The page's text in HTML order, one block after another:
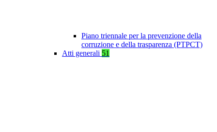
Piano triennale per la prevenzione della
corruzione e della trasparenza (PTPCT)
Atti generali 51